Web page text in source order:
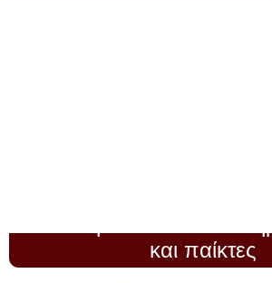
Κλείστηκαν στα
και παίκτες